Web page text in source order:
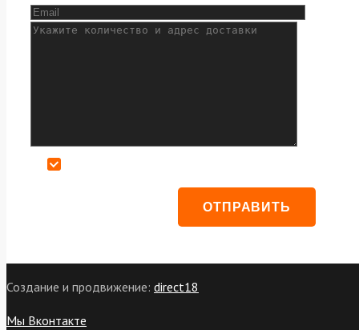
Создание и продвижение: direct18
Мы Вконтакте